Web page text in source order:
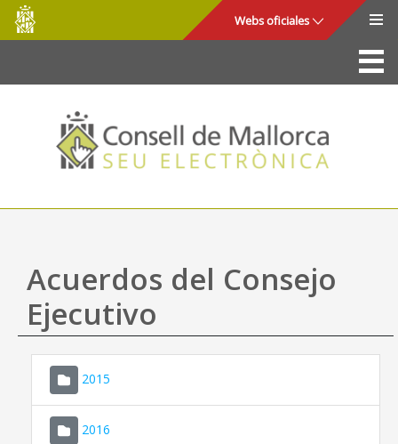
Saltar al contenido principal
Consell
de
Mallorca
Webs oficiales
La Sede
Consejo de Mallorca
Acceso y seguridad
Utilidades
Mapa web
Ayuda
Acuerdos del Consejo
Ejecutivo
2015
2016